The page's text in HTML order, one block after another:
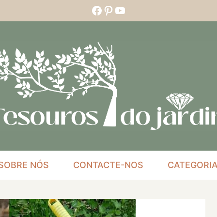
Facebook
Pinterest
YouTube
NÓS CONTACTE-NOS